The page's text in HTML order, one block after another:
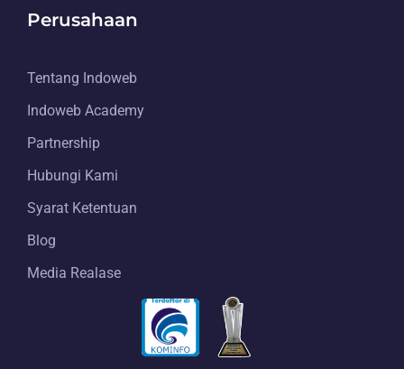
Perusahaan
Tentang Indoweb
Indoweb Academy
Partnership
Hubungi Kami
Syarat Ketentuan
Blog
Media Realase